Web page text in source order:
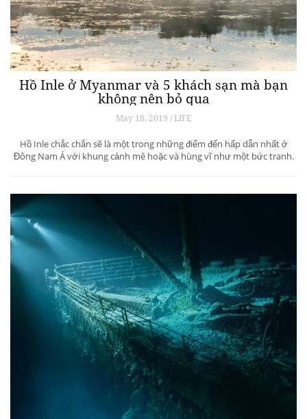
Hồ Inle ở Myanmar và 5 khách sạn mà bạn
không nên bỏ qua
May 18, 2019 / LIFE
Hồ Inle chắc chắn sẽ là một trong những điểm đến hấp dẫn nhất ở
Đông Nam Á với khung cảnh mê hoặc và hùng vĩ như một bức tranh.